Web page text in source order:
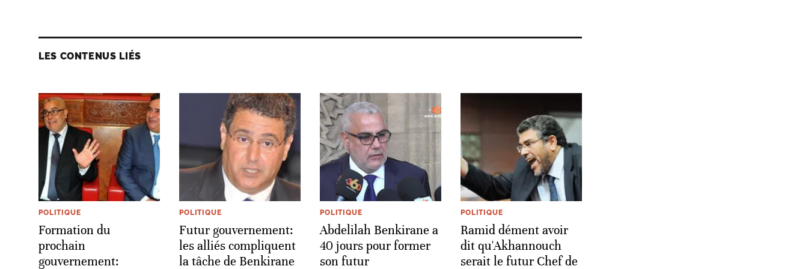
LES CONTENUS LIÉS
POLITIQUE
Formation du
prochain
gouvernement:
POLITIQUE
Futur gouvernement:
les alliés compliquent
la tâche de Benkirane
POLITIQUE
Abdelilah Benkirane a
40 jours pour former
son futur
POLITIQUE
Ramid dément avoir
dit qu'Akhannouch
serait le futur Chef de